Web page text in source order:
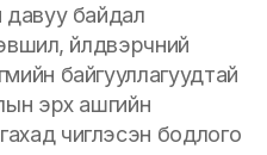
давуу байдал
үйлдвэрчний
байгууллагуудтай
эрх ашгийн
чиглэсэн бодлого